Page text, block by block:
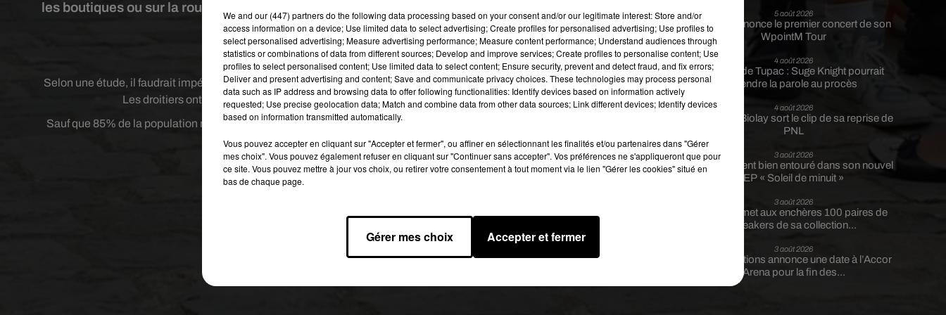
Publié : 22 octobre 2018 à 6h52 par Bérénice Dumas
les boutiques ou sur la route, vous ne ferez plus jamais la queue grâce à cette technique simple !
Crédit image:pixabay
Selon une étude, il faudrait impérativement choisir les files d'attente situées sur votre gauche ! L'explication est simple :
Les droitiers ont tendance à choisir les files de droite, et les gauchers, celles de gauche.
Sauf que 85% de la population mondiale est droitière. Les plus nombreux choisissent dons les files d'attente de droite.
Essayer, ça fonctionne !
5 août 2026
Tiakola annonce le premier concert de son
WpointM Tour
4 août 2026
Meurtre de Tupac : Suge Knight pourrait
prendre la parole au procès
4 août 2026
Benjamin Biolay sort le clip de sa reprise de
PNL
3 août 2026
Rim’K revient bien entouré dans son nouvel
EP « Soleil de minuit »
3 août 2026
Eminem met aux enchères 100 paires de
sneakers de sa collection...
3 août 2026
Lena Situations annonce une date à l’Accor
Arena pour la fin des...
We and our (447) partnersdo the following data processing based on your consent and/or our legitimate interest: Store and/or
access information on a device; Use limited data to select advertising; Create profiles for personalised advertising; Use profiles to
select personalised advertising; Measure advertising performance; Measure content performance; Understand audiences through
statistics or combinations of data from different sources; Develop and improve services; Create profiles to personalise content; Use
profiles to select personalised content; Use limited data to select content; Ensure security, prevent and detect fraud, and fix errors;
Deliver and present advertising and content; Save and communicate privacy choices. These technologies may process personal
data such as IP address and browsing data to offer following functionalities: Identify devices based on information actively
requested; Use precise geolocation data; Match and combine data from other data sources; Link different devices; Identify devices
based on information transmitted automatically.
Vous pouvez accepter en cliquant sur "Accepter et fermer", ou affiner en sélectionnant les finalités et/ou partenaires dans "Gérer
mes choix". Vous pouvez également refuser en cliquant sur "Continuer sans accepter". Vos préférences ne s'appliqueront que pour
ce site. Vous pouvez mettre à jour vos choix, ou retirer votre consentement à tout moment via le lien "Gérer les cookies" situé en
bas de chaque page.
Gérer mes choix Accepter et fermer